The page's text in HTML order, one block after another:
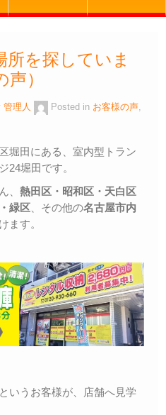
所を探していま
）
管理人 Posted in お客様の声,
堀田にある、室内型トラン
24堀田です。
、 熱田区・昭和区・天白区
緑区 、その他の名古屋市内
ます。
いうお客様が、店舗へ見学